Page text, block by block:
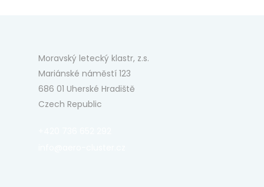
Moravský letecký klastr, z.s.
Mariánské náměstí 123
686 01 Uherské Hradiště
Czech Republic